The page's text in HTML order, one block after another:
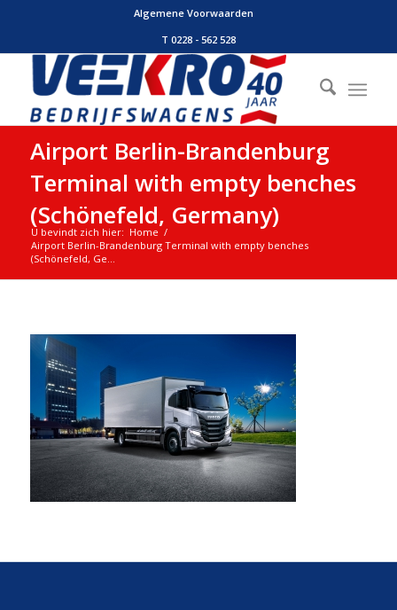
Algemene Voorwaarden
T 0228 - 562 528
Airport Berlin-Brandenburg
Terminal with empty benches
(Schönefeld, Germany)
U bevindt zich hier: Home /
Airport Berlin-Brandenburg Terminal with empty benches
(Schönefeld, Ge...